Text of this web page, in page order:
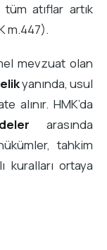
tüm atıflar artık
m.447).
mevzuat olan
yanında, usul
alınır. HMK’da
arasında
tahkim
kuralları ortaya